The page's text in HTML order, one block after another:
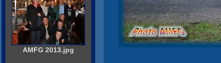
AMFG 2013.jpg